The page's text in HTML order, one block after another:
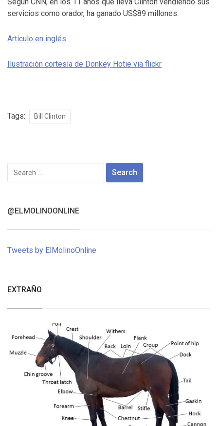
servicios como orador, ha ganado US$89 millones.
Artículo en inglés
Ilustración cortesía de Donkey Hotie via flickr
Tags: Bill Clinton
Search
for:
@ELMOLINOONLINE
Tweets by ElMolinoOnline
EXTRAÑO